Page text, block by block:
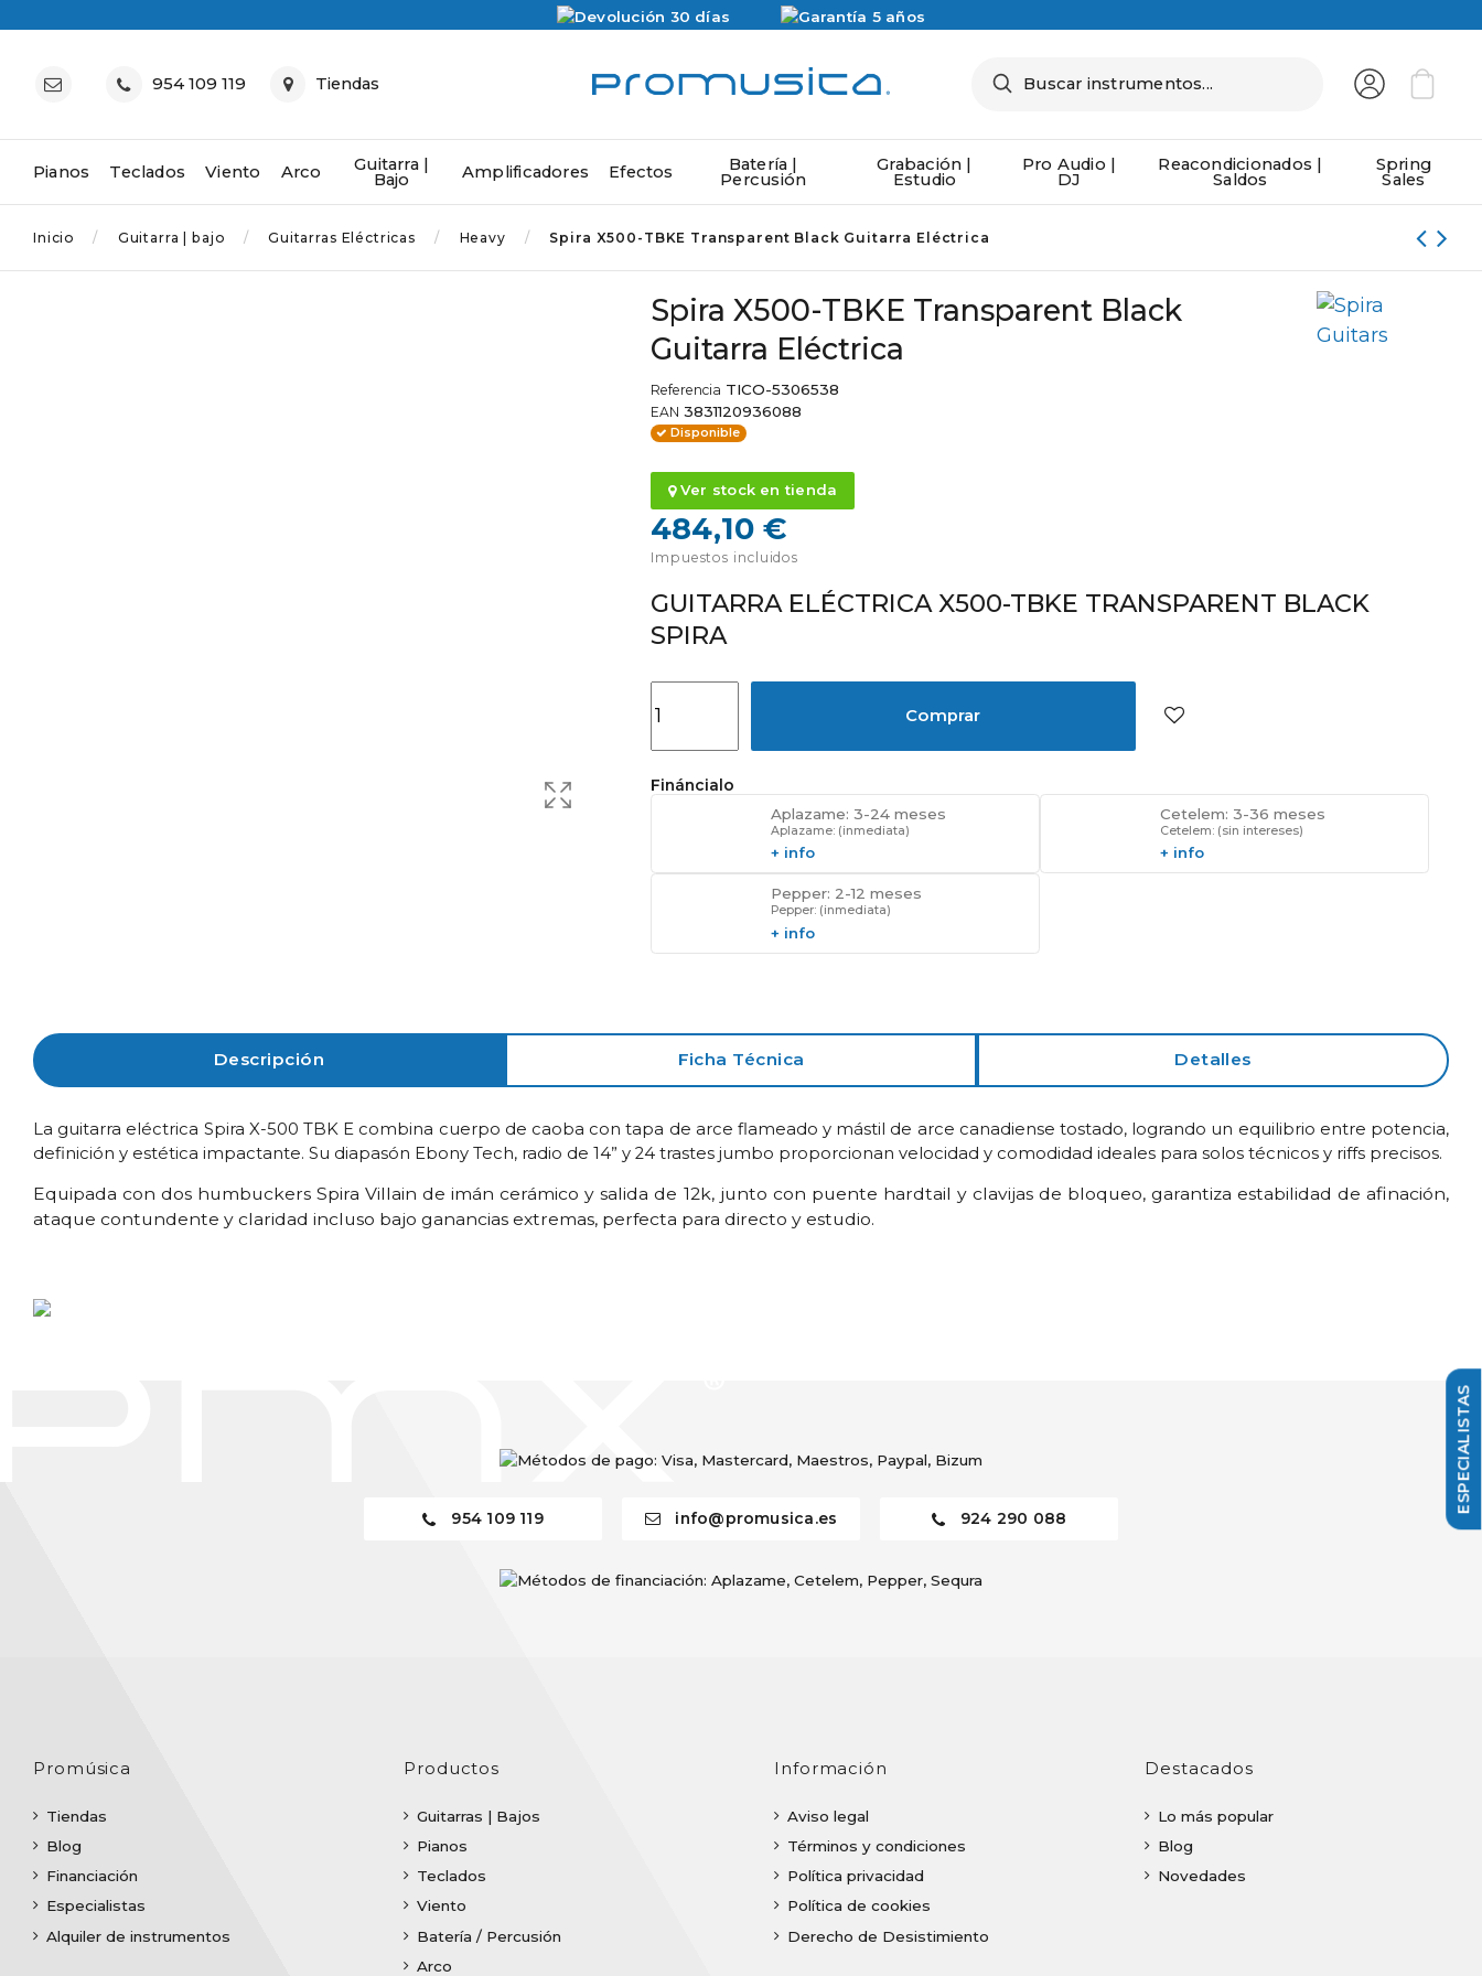
954 109 119 Tiendas
Pianos Teclados Viento Arco Guitarra |
Bajo Amplificadores Efectos Batería |
Percusión
Grabación |
Estudio
Pro Audio |
DJ
Reacondicionados |
Saldos
Spring
Sales
Inicio Guitarra | bajo Guitarras Eléctricas Heavy Spira X500-TBKE Transparent Black Guitarra Eléctrica
Spira X500-TBKE Transparent Black
Guitarra Eléctrica
Referencia TICO-5306538
EAN 3831120936088
Disponible
Ver stock en tienda
484,10 €
Impuestos incluidos
GUITARRA ELÉCTRICA X500-TBKE TRANSPARENT BLACK
SPIRA
Comprar
Fináncialo
Aplazame: 3-24 meses
Aplazame: (inmediata)
+ info
Cetelem: 3-36 meses
Cetelem: (sin intereses)
+ info
Pepper: 2-12 meses
Pepper: (inmediata)
+ info
Descripción Ficha Técnica Detalles
La guitarra eléctrica Spira X-500 TBK E combina cuerpo de caoba con tapa de arce flameado y mástil de arce canadiense tostado, logrando un equilibrio entre potencia,
definición y estética impactante. Su diapasón Ebony Tech, radio de 14” y 24 trastes jumbo proporcionan velocidad y comodidad ideales para solos técnicos y riffs precisos.
Equipada con dos humbuckers Spira Villain de imán cerámico y salida de 12k, junto con puente hardtail y clavijas de bloqueo, garantiza estabilidad de afinación,
ataque contundente y claridad incluso bajo ganancias extremas, perfecta para directo y estudio.
954 109 119 info@promusica.es 924 290 088
Promúsica
Tiendas
Blog
Financiación
Especialistas
Alquiler de instrumentos
Productos
Guitarras | Bajos
Pianos
Teclados
Viento
Batería / Percusión
Arco
Información
Aviso legal
Términos y condiciones
Política privacidad
Política de cookies
Derecho de Desistimiento
Destacados
Lo más popular
Blog
Novedades